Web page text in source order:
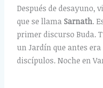
Después de desayuno,
que se llamaSarnath.
primer discurso Buda.
un Jardín que antes
discípulos. Noche en